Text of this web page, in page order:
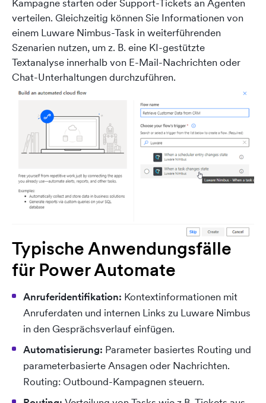
Kampagne starten oder Support-Tickets an Agenten
verteilen. Gleichzeitig können Sie Informationen von
einem Luware Nimbus-Task in weiterführenden
Szenarien nutzen, um z. B. eine KI-gestützte
Textanalyse innerhalb von E-Mail-Nachrichten oder
Chat-Unterhaltungen durchzuführen.
Typische Anwendungsfälle
für Power Automate
Anruferidentifikation: Kontextinformationen mit
Anruferdaten und internen Links zu Luware Nimbus
in den Gesprächsverlauf einfügen.
Automatisierung: Parameter basiertes Routing und
parameterbasierte Ansagen oder Nachrichten.
Routing: Outbound-Kampagnen steuern.